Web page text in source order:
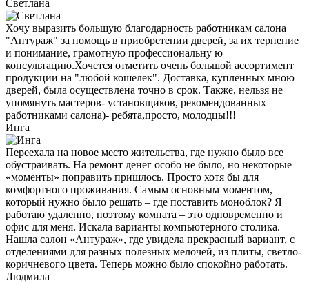
Светлана
Хочу выразить большую благодарность работникам салона
"Антураж" за помощь в приобретении дверей, за их терпение
и понимание, грамотную профессиональну ю
консультацию.Хочется отметить очень большой ассортимент
продукции на "любой кошелек". Доставка, купленных мною
дверей, была осуществлена точно в срок. Также, нельзя не
упомянуть мастеров- установщиков, рекомендованных
работниками салона)- ребята,просто, молодцы!!!
Инга
Переехала на новое место жительства, где нужно было все
обустраивать. На ремонт денег особо не было, но некоторые
«моменты» поправить пришлось. Просто хотя бы для
комфортного проживания. Самым основным моментом,
который нужно было решать – где поставить моноблок? Я
работаю удаленно, поэтому комната – это одновременно и
офис для меня. Искала варианты компьютерного столика.
Нашла салон «Антураж», где увидела прекрасный вариант, с
отделениями для разных полезных мелочей, из плиты, светло-
коричневого цвета. Теперь можно было спокойно работать.
Людмила